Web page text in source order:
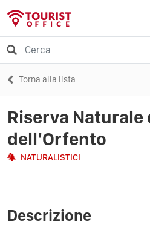
Torna alla lista
Riserva Naturale
dell'Orfento
NATURALISTICI
Descrizione